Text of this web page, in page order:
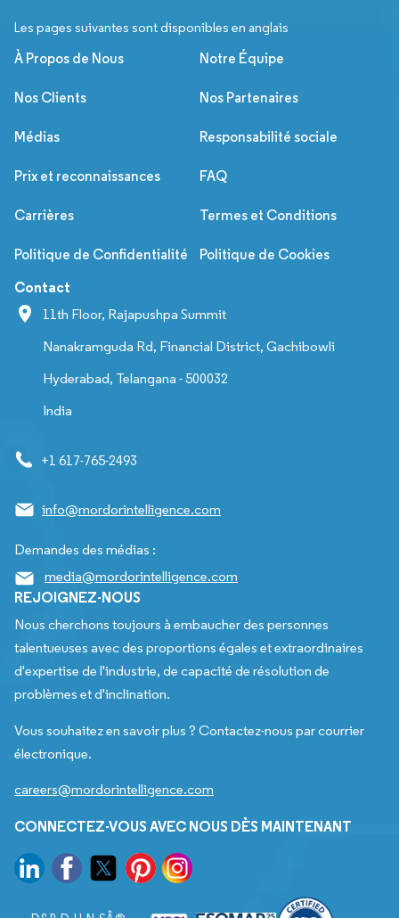
Les pages suivantes sont disponibles en anglais
À Propos de Nous Notre Équipe
Nos Clients Nos Partenaires
Médias Responsabilité sociale
Prix et reconnaissances FAQ
Carrières Termes et Conditions
Politique de Confidentialité Politique de Cookies
Contact
11th Floor, Rajapushpa Summit
Nanakramguda Rd, Financial District, Gachibowli
Hyderabad, Telangana - 500032
India
+1 617-765-2493
info@mordorintelligence.com
Demandes des médias :
media@mordorintelligence.com
REJOIGNEZ-NOUS
Nous cherchons toujours à embaucher des personnes
talentueuses avec des proportions égales et extraordinaires
d'expertise de l'industrie, de capacité de résolution de
problèmes et d'inclination.
Vous souhaitez en savoir plus ? Contactez-nous par courrier
électronique.
careers@mordorintelligence.com
CONNECTEZ-VOUS AVEC NOUS DÈS MAINTENANT